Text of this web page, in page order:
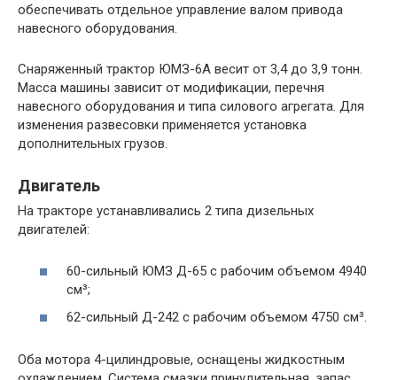
обеспечивать отдельное управление валом привода
навесного оборудования.
Снаряженный трактор ЮМЗ-6А весит от 3,4 до 3,9 тонн.
Масса машины зависит от модификации, перечня
навесного оборудования и типа силового агрегата. Для
изменения развесовки применяется установка
дополнительных грузов.
Двигатель
На тракторе устанавливались 2 типа дизельных
двигателей:
60-сильный ЮМЗ Д-65 с рабочим объемом 4940
см³;
62-сильный Д-242 с рабочим объемом 4750 см³.
Оба мотора 4-цилиндровые, оснащены жидкостным